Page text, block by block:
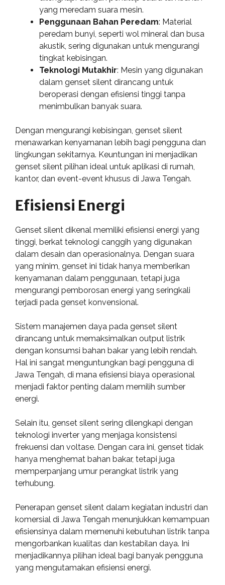
yang meredam suara mesin.
Penggunaan Bahan Peredam: Material
peredam bunyi, seperti wol mineral dan busa
akustik, sering digunakan untuk mengurangi
tingkat kebisingan.
Teknologi Mutakhir: Mesin yang digunakan
dalam genset silent dirancang untuk
beroperasi dengan efisiensi tinggi tanpa
menimbulkan banyak suara.
Dengan mengurangi kebisingan, genset silent
menawarkan kenyamanan lebih bagi pengguna dan
lingkungan sekitarnya. Keuntungan ini menjadikan
genset silent pilihan ideal untuk aplikasi di rumah,
kantor, dan event-event khusus di Jawa Tengah.
Efisiensi Energi
Genset silent dikenal memiliki efisiensi energi yang
tinggi, berkat teknologi canggih yang digunakan
dalam desain dan operasionalnya. Dengan suara
yang minim, genset ini tidak hanya memberikan
kenyamanan dalam penggunaan, tetapi juga
mengurangi pemborosan energi yang seringkali
terjadi pada genset konvensional.
Sistem manajemen daya pada genset silent
dirancang untuk memaksimalkan output listrik
dengan konsumsi bahan bakar yang lebih rendah.
Hal ini sangat menguntungkan bagi pengguna di
Jawa Tengah, di mana efisiensi biaya operasional
menjadi faktor penting dalam memilih sumber
energi.
Selain itu, genset silent sering dilengkapi dengan
teknologi inverter yang menjaga konsistensi
frekuensi dan voltase. Dengan cara ini, genset tidak
hanya menghemat bahan bakar, tetapi juga
memperpanjang umur perangkat listrik yang
terhubung.
Penerapan genset silent dalam kegiatan industri dan
komersial di Jawa Tengah menunjukkan kemampuan
efisiensinya dalam memenuhi kebutuhan listrik tanpa
mengorbankan kualitas dan kestabilan daya. Ini
menjadikannya pilihan ideal bagi banyak pengguna
yang mengutamakan efisiensi energi.